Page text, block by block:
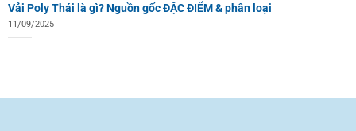
Vải Poly Thái là gì? Nguồn gốc ĐẶC ĐIỂM & phân loại
11/09/2025